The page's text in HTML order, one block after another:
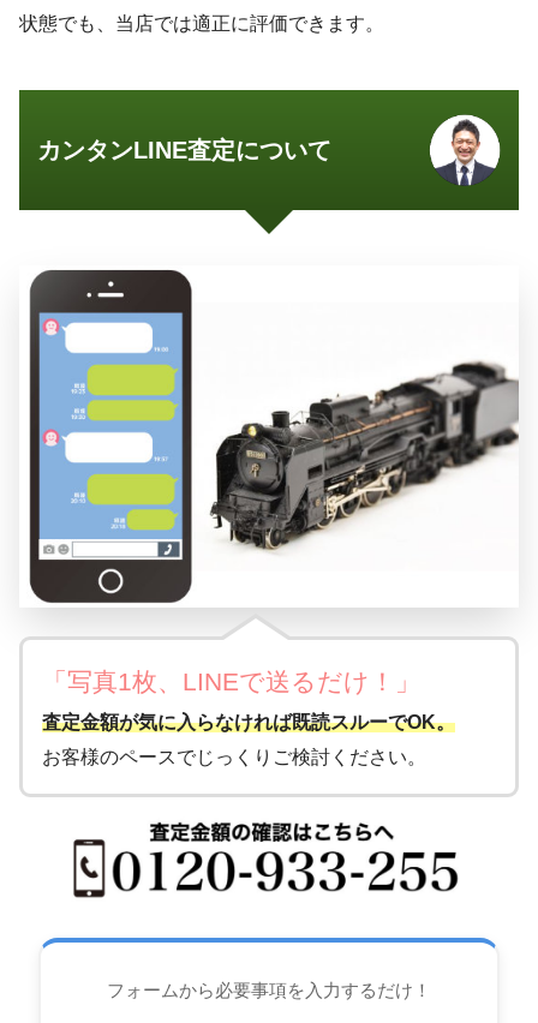
状態でも、当店では適正に評価できます。
カンタンLINE査定について
「写真1枚、LINEで送るだけ！」
査定金額が気に入らなければ既読スルーでOK。
お客様のペースでじっくりご検討ください。
フォームから必要事項を入力するだけ！